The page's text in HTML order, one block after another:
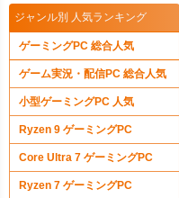
ジャンル別 人気ランキング
ゲーミングPC 総合人気
ゲーム実況・配信PC 総合人気
小型ゲーミングPC 人気
Ryzen 9 ゲーミングPC
Core Ultra 7 ゲーミングPC
Ryzen 7 ゲーミングPC